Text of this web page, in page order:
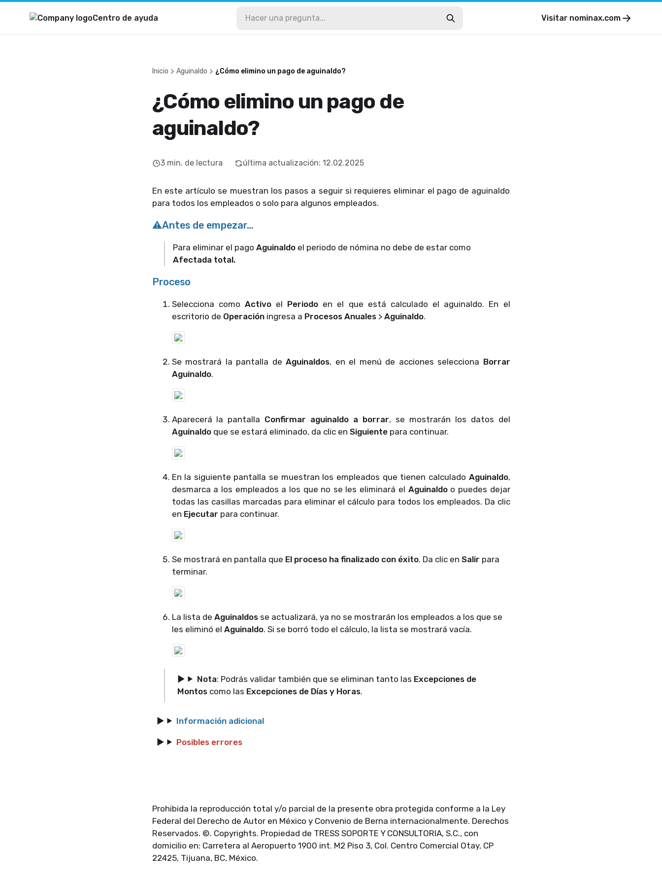
Centro de ayuda Visitar nominax.com
Inicio Aguinaldo ¿Cómo elimino un pago de aguinaldo?
¿Cómo elimino un pago de
aguinaldo?
3 min. de lectura última actualización: 12.02.2025
En este artículo se muestran los pasos a seguir si requieres eliminar el pago de aguinaldo
para todos los empleados o solo para algunos empleados.
⚠️Antes de empezar…
Para eliminar el pago Aguinaldoel periodo de nómina no debe de estar como
Afectada total.
Proceso
Selecciona como Activo el Periodo en el que está calculado el aguinaldo. En el
escritorio de Operación ingresa a Procesos Anuales > Aguinaldo.
Se mostrará la pantalla de Aguinaldos, en el menú de acciones selecciona Borrar
Aguinaldo.
Aparecerá la pantalla Confirmar aguinaldo a borrar, se mostrarán los datos del
Aguinaldo que se estará eliminado, da clic en Siguiente para continuar.
En la siguiente pantalla se muestran los empleados que tienen calculado Aguinaldo,
desmarca a los empleados a los que no se les eliminará el Aguinaldo o puedes dejar
todas las casillas marcadas para eliminar el cálculo para todos los empleados. Da clic
en Ejecutar para continuar.
Se mostrará en pantalla que El proceso ha finalizado con éxito. Da clic en Salir para
terminar.
La lista de Aguinaldos se actualizará, ya no se mostrarán los empleados a los que se
les eliminó el Aguinaldo. Si se borró todo el cálculo, la lista se mostrará vacía.
Nota: Podrás validar también que se eliminan tanto las Excepciones de
Montoscomo las Excepciones de Días y Horas.
Información adicional
Posibles errores
Prohibida la reproducción total y/o parcial de la presente obra protegida conforme a la Ley
Federal del Derecho de Autor en México y Convenio de Berna internacionalmente. Derechos
Reservados. ©. Copyrights. Propiedad de TRESS SOPORTE Y CONSULTORIA, S.C., con
domicilio en: Carretera al Aeropuerto 1900 int. M2 Piso 3, Col. Centro Comercial Otay, CP
22425, Tijuana, BC, México.